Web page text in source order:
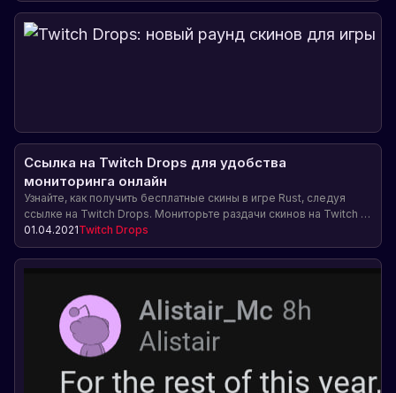
Ссылка на Twitch Drops для удобства
мониторинга онлайн
Узнайте, как получить бесплатные скины в игре Rust, следуя
ссылке на Twitch Drops. Мониторьте раздачи скинов на Twitch и
не пропускайте возможность получить редкие предметы для
своего персонажа.
01.04.2021Twitch Drops